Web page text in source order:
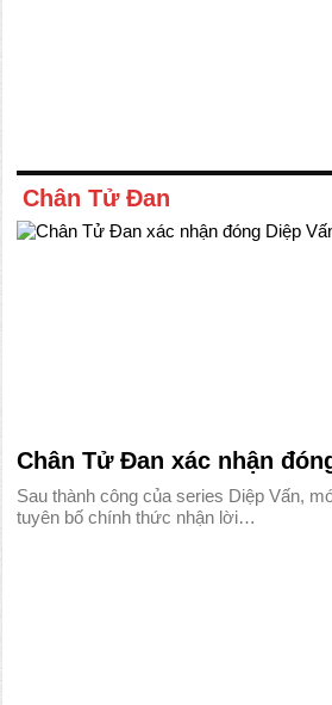
Chân Tử Đan
Chân Tử Đan xác nhận
Sau thành công của series Diệp Vấn,
tuyên bố chính thức nhận lời…